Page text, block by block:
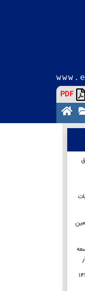
PDF
انجام ۱۱۰۰ پرواز اربعینی و جابه‌جایی ۱۴۱